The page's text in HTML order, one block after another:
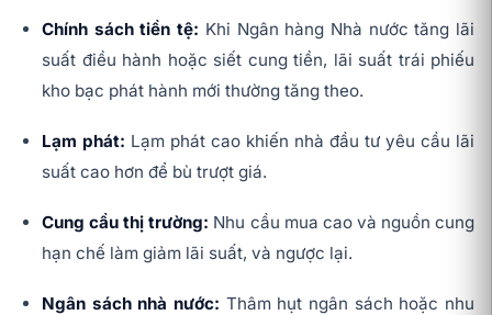
Chính sách tiền tệ: Khi Ngân hàng Nhà nước tăng lãi
suất điều hành hoặc siết cung tiền, lãi suất trái phiếu
kho bạc phát hành mới thường tăng theo.
Lạm phát: Lạm phát cao khiến nhà đầu tư yêu cầu lãi
suất cao hơn để bù trượt giá.
Cung cầu thị trường: Nhu cầu mua cao và nguồn cung
hạn chế làm giảm lãi suất, và ngược lại.
Ngân sách nhà nước: Thâm hụt ngân sách hoặc nhu